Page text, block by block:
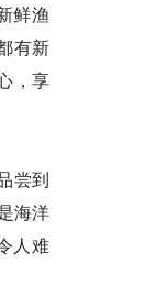
鲜渔
有新
，享
尝到
海洋
人难